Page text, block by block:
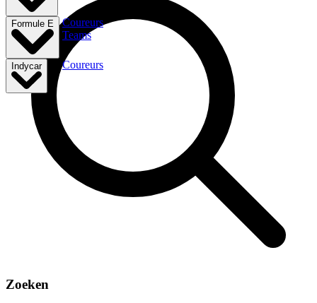
Formule E
Coureurs
Teams
Indycar Coureurs
Zoeken